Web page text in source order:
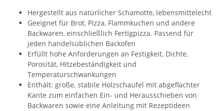
Hergestellt aus natürlicher Schamotte, lebensmittelecht
Geeignet für Brot, Pizza, Flammkuchen und andere
Backwaren, einschließlich Fertigpizza. Passend für
jeden handelsüblichen Backofen
Erfüllt hohe Anforderungen an Festigkeit, Dichte,
Porosität, Hitzebeständigkeit und
Temperaturschwankungen
Enthält: große, stabile Holzschaufel mit abgeflachter
Kante zum einfachen Ein- und Herausschieben von
Backwaren sowie eine Anleitung mit Rezeptideen